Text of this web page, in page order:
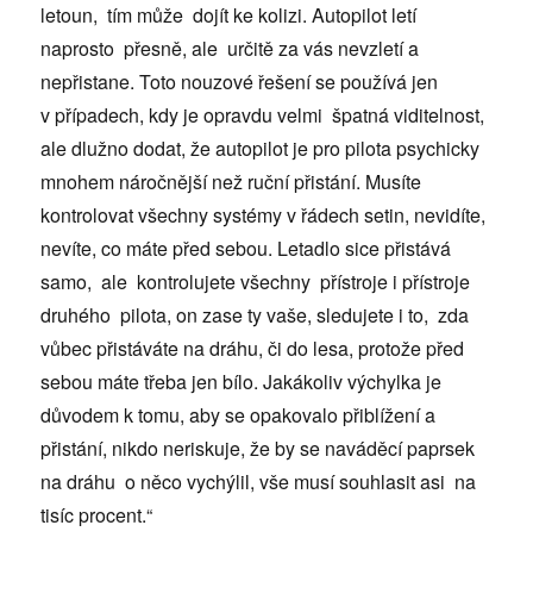
letoun, tím může dojít ke kolizi. Autopilot letí
naprosto přesně, ale určitě za vás nevzletí a
nepřistane. Toto nouzové řešení se používá jen
v případech, kdy je opravdu velmi špatná viditelnost,
ale dlužno dodat, že autopilot je pro pilota psychicky
mnohem náročnější než ruční přistání. Musíte
kontrolovat všechny systémy v řádech setin, nevidíte,
nevíte, co máte před sebou. Letadlo sice přistává
samo, ale kontrolujete všechny přístroje i přístroje
druhého pilota, on zase ty vaše, sledujete i to, zda
vůbec přistáváte na dráhu, či do lesa, protože před
sebou máte třeba jen bílo. Jakákoliv výchylka je
důvodem k tomu, aby se opakovalo přiblížení a
přistání, nikdo neriskuje, že by se naváděcí paprsek
na dráhu o něco vychýlil, vše musí souhlasit asi na
tisíc procent.“